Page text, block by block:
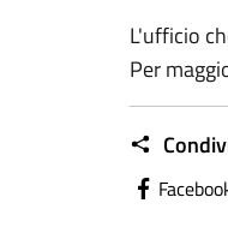
L'ufficio
Per